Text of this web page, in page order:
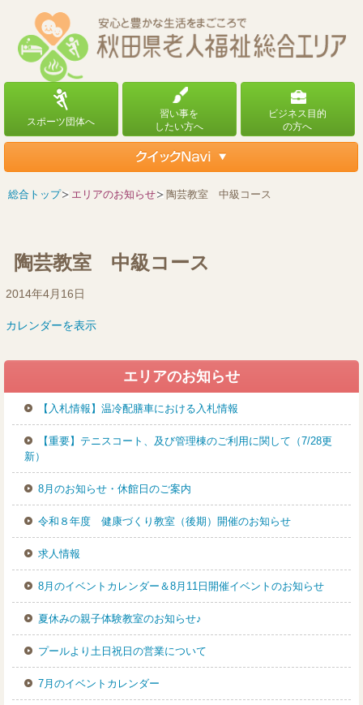
陶芸教室 中級コース
陶
教
級
2014年4月16日
カレンダーを表示
総合トップ エリアのお知らせ 陶芸教室 中級コース
エリアのお知らせ
【入札情報】温冷配膳車における入札情報
【重要】テニスコート、及び管理棟のご利用に関して（7/28更
新）
8月のお知らせ・休館日のご案内
令和８年度 健康づくり教室（後期）開催のお知らせ
求人情報
8月のイベントカレンダー＆8月11日開催イベントのお知らせ
夏休みの親子体験教室のお知らせ♪
プールより土日祝日の営業について
7月のイベントカレンダー